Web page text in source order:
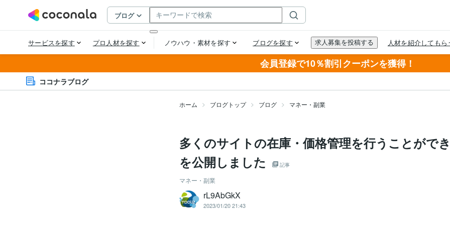
会員登録で10％割引クーポンを獲得！
ココナラブログ
ホーム ブログトップ ブログ マネー・副業
多くのサイトの在庫・価格管理を行うことがで
を公開しました
記事
マネー・副業
rL9AbGkX
2023/01/20 21:43